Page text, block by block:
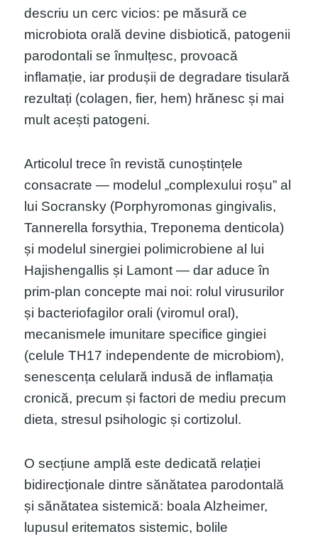
descriu un cerc vicios: pe măsură ce
microbiota orală devine disbiotică, patogenii
parodontali se înmulțesc, provoacă
inflamație, iar produșii de degradare tisulară
rezultați (colagen, fier, hem) hrănesc și mai
mult acești patogeni.
Articolul trece în revistă cunoștințele
consacrate — modelul „complexului roșu” al
lui Socransky (Porphyromonas gingivalis,
Tannerella forsythia, Treponema denticola)
și modelul sinergiei polimicrobiene al lui
Hajishengallis și Lamont — dar aduce în
prim-plan concepte mai noi: rolul virusurilor
și bacteriofagilor orali (viromul oral),
mecanismele imunitare specifice gingiei
(celule TH17 independente de microbiom),
senescența celulară indusă de inflamația
cronică, precum și factori de mediu precum
dieta, stresul psihologic și cortizolul.
O secțiune amplă este dedicată relației
bidirecționale dintre sănătatea parodontală
și sănătatea sistemică: boala Alzheimer,
lupusul eritematos sistemic, bolile